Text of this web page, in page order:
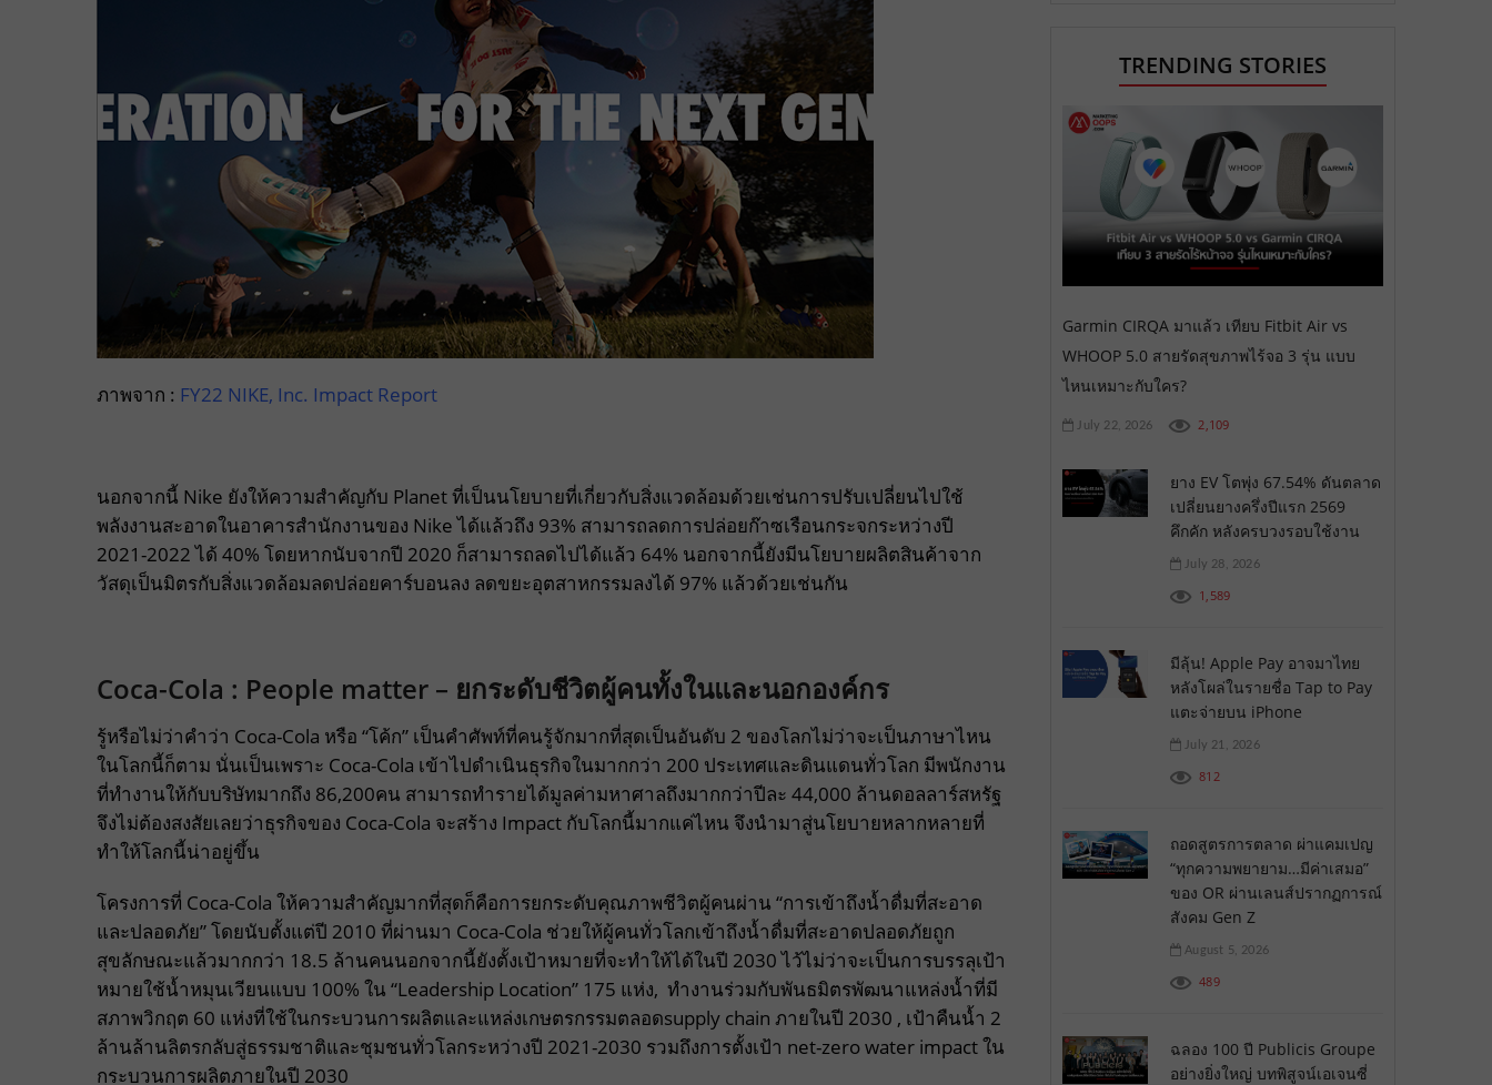
ภาพจาก : FY22 NIKE, Inc. Impact Report
นอกจากนี้ Nike ยังให้ความสำคัญกับ Planet ที่เป็นนโยบายที่เกี่ยวกับสิ่งแวดล้อมด้วยเช่นการปรับเปลี่ยนไปใช้
พลังงานสะอาดในอาคารสำนักงานของ Nike ได้แล้วถึง 93% สามารถลดการปล่อยก๊าซเรือนกระจกระหว่างปี
2021-2022 ได้ 40% โดยหากนับจากปี 2020 ก็สามารถลดไปได้แล้ว 64% นอกจากนี้ยังมีนโยบายผลิตสินค้าจาก
วัสดุเป็นมิตรกับสิ่งแวดล้อมลดปล่อยคาร์บอนลง ลดขยะอุตสาหกรรมลงได้ 97% แล้วด้วยเช่นกัน
Coca-Cola : People matter – ยกระดับชีวิตผู้คนทั้งในและนอกองค์กร
รู้หรือไม่ว่าคำว่า Coca-Cola หรือ “โค้ก” เป็นคำศัพท์ที่คนรู้จักมากที่สุดเป็นอันดับ 2 ของโลกไม่ว่าจะเป็นภาษาไหน
ในโลกนี้ก็ตาม นั่นเป็นเพราะ Coca-Cola เข้าไปดำเนินธุรกิจในมากกว่า 200 ประเทศและดินแดนทั่วโลก มีพนักงาน
ที่ทำงานให้กับบริษัทมากถึง 86,200คน สามารถทำรายได้มูลค่ามหาศาลถึงมากกว่าปีละ 44,000 ล้านดอลลาร์สหรัฐ
จึงไม่ต้องสงสัยเลยว่าธุรกิจของ Coca-Cola จะสร้าง Impact กับโลกนี้มากแค่ไหน จึงนำมาสู่นโยบายหลากหลายที่
ทำให้โลกนี้น่าอยู่ขึ้น
โครงการที่ Coca-Cola ให้ความสำคัญมากที่สุดก็คือการยกระดับคุณภาพชีวิตผู้คนผ่าน “การเข้าถึงน้ำดื่มที่สะอาด
และปลอดภัย” โดยนับตั้งแต่ปี 2010 ที่ผ่านมา Coca-Cola ช่วยให้ผู้คนทั่วโลกเข้าถึงน้ำดื่มที่สะอาดปลอดภัยถูก
สุขลักษณะแล้วมากกว่า 18.5 ล้านคนนอกจากนี้ยังตั้งเป้าหมายที่จะทำให้ได้ในปี 2030 ไว้ไม่ว่าจะเป็นการบรรลุเป้า
หมายใช้น้ำหมุนเวียนแบบ 100% ใน “Leadership Location” 175 แห่ง, ทำงานร่วมกับพันธมิตรพัฒนาแหล่งน้ำที่มี
สภาพวิกฤต 60 แห่งที่ใช้ในกระบวนการผลิตและแหล่งเกษตรกรรมตลอดsupply chain ภายในปี 2030 , เป้าคืนน้ำ 2
ล้านล้านลิตรกลับสู่ธรรมชาติและชุมชนทั่วโลกระหว่างปี 2021-2030 รวมถึงการตั้งเป้า net-zero water impact ใน
กระบวนการผลิตภายในปี 2030
TRENDING STORIES
Garmin CIRQA มาแล้ว เทียบ Fitbit Air vs
WHOOP 5.0 สายรัดสุขภาพไร้จอ 3 รุ่น แบบ
ไหนเหมาะกับใคร?
July 22, 2026 2,109
ยาง EV โตพุ่ง 67.54% ดันตลาด
เปลี่ยนยางครึ่งปีแรก 2569
คึกคัก หลังครบวงรอบใช้งาน
July 28, 2026
1,589
มีลุ้น! Apple Pay อาจมาไทย
หลังโผล่ในรายชื่อ Tap to Pay
แตะจ่ายบน iPhone
July 21, 2026
812
ถอดสูตรการตลาด ผ่าแคมเปญ
“ทุกความพยายาม…มีค่าเสมอ”
ของ OR ผ่านเลนส์ปรากฏการณ์
สังคม Gen Z
August 5, 2026
489
ฉลอง 100 ปี Publicis Groupe
อย่างยิ่งใหญ่ บทพิสูจน์เอเจนซี่